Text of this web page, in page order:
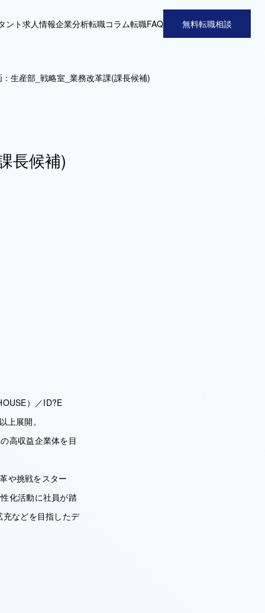
ント求人情報企業分析転職コラム転職FAQ 無料転職相談
生産部_戦略室_業務改革課(課長候補)
長候補)
）／ID?E
展開。
高収益企業体を目
や挑戦をスター
化活動に社員が踏
などを目指したデ